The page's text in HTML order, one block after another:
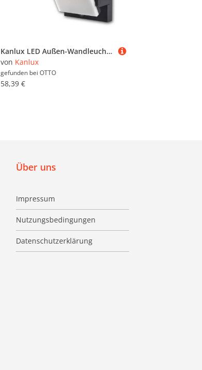
Kanlux LED Außen-Wandleuchte Außen Wandleuchte XERTO 20W CCT IP44 PIR schwarz, kaltweiß,warmweiß,neutralweiß
von Kanlux
gefunden bei OTTO
58,39 €
Über uns
Impressum
Nutzungsbedingungen
Datenschutzerklärung